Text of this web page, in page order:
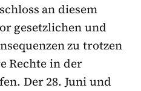
an diesem
gesetzlichen und
zu trotzen
Rechte in der
Der 28. Juni und